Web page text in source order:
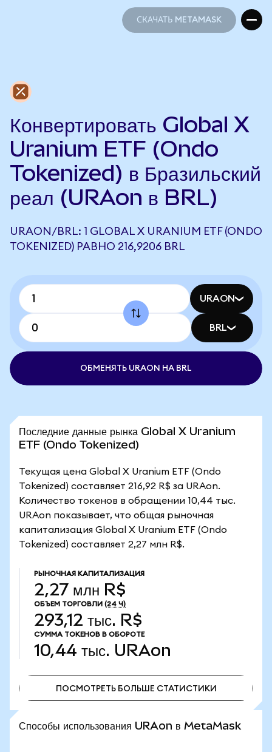
СКАЧАТЬ METAMASK
Конвертировать Global X
Uranium ETF (Ondo
Tokenized) в Бразильский
реал (URAon в BRL)
URAON/BRL: 1 GLOBAL X URANIUM ETF (ONDO
TOKENIZED) РАВНО 216,9206 BRL
URAON
BRL
ОБМЕНЯТЬ URAON НА BRL
Последние данные рынка Global X Uranium
ETF (Ondo Tokenized)
Текущая цена Global X Uranium ETF (Ondo
Tokenized) составляет 216,92 R$ за URAon.
Количество токенов в обращении 10,44 тыс.
URAon показывает, что общая рыночная
капитализация Global X Uranium ETF (Ondo
Tokenized) составляет 2,27 млн R$.
РЫНОЧНАЯ КАПИТАЛИЗАЦИЯ
2,27 млн R$
ОБЪЕМ ТОРГОВЛИ (24 Ч)
293,12 тыс. R$
СУММА ТОКЕНОВ В ОБОРОТЕ
10,44 тыс. URAon
ПОСМОТРЕТЬ БОЛЬШЕ СТАТИСТИКИ
Способы использования URAon в MetaMask